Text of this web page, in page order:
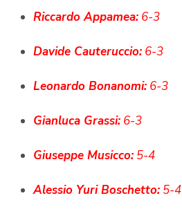
Riccardo Appamea: 6-3
Davide Cauteruccio: 6-3
Leonardo Bonanomi: 6-3
Gianluca Grassi: 6-3
Giuseppe Musicco: 5-4
Alessio Yuri Boschetto: 5-4